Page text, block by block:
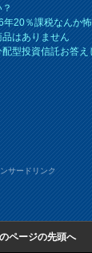
？
20％課税なんか
はありません
型投資信託お答
サードリンク
ページの先頭へ